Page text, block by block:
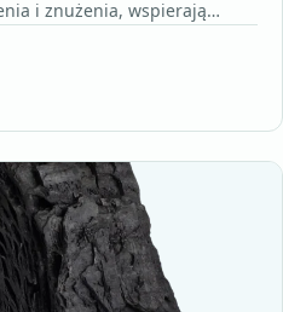
i znużenia, wspierają